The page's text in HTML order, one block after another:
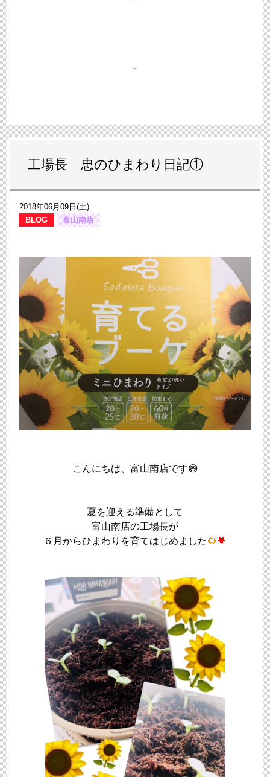
-
工場長 忠のひまわり日記①
2018年06月09日(土)
BLOG
富山南店
こんにちは、富山南店です😄
夏を迎える準備として
富山南店の工場長が
６月からひまわりを育てはじめました🌻💗